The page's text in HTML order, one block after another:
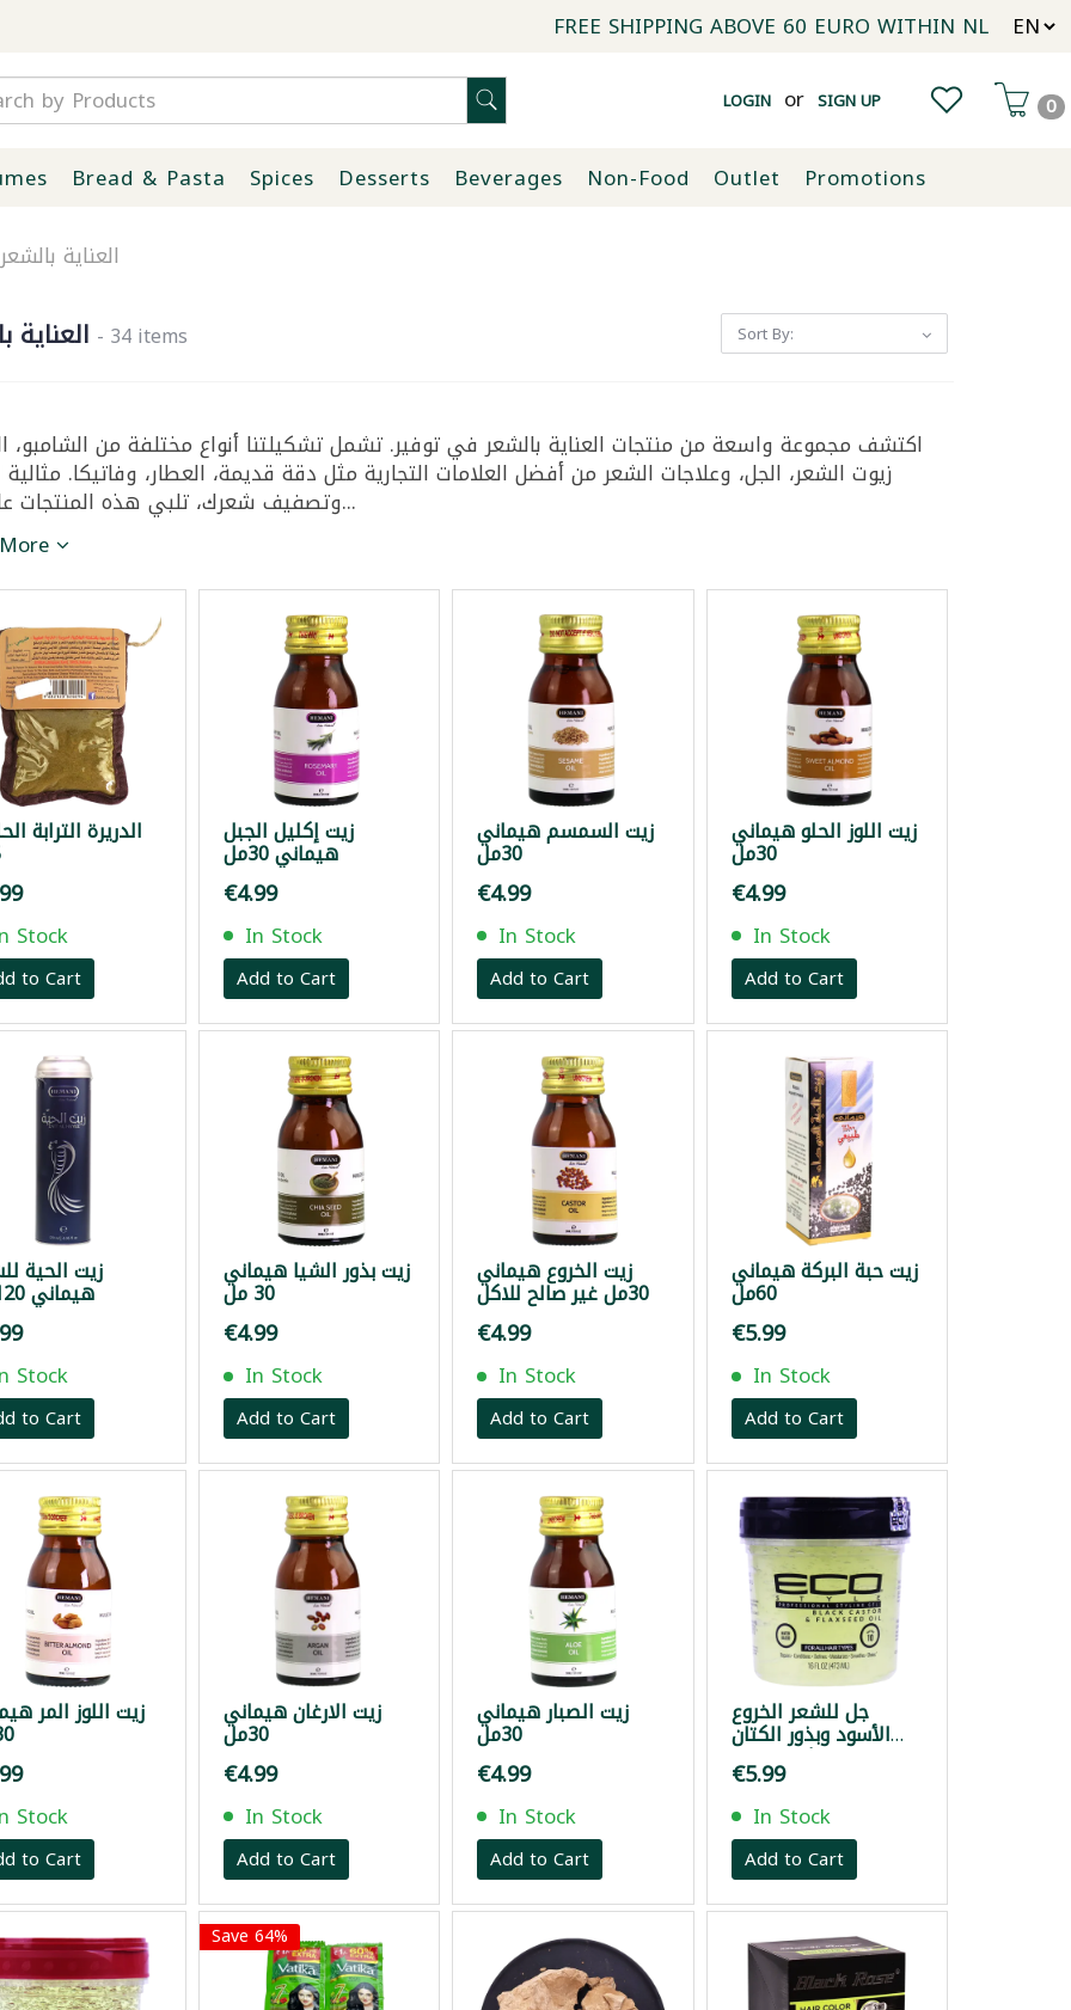
FREE SHIPPING ABOVE 60 EURO WITHIN NL
LOGIN or SIGN UP 0
Bread & Pasta Spices Desserts Beverages Non-Food Outlet Promotions
العناية بالشعر
العناية - 34 items Sort By:
اكتشف مجموعة واسعة من منتجات العناية بالشعر في توفير. تشمل تشكيلتنا أنواع مختلفة من الشامبو،
زيوت الشعر، الجل، وعلاجات الشعر من أفضل العلامات التجارية مثل دقة قديمة، العطار، وفاتيكا. مثالية
وتصفيف شعرك، تلبي هذه المنتجات عالية ال...
الدريرة الترابة
Stock
to Cart
زيت إكليل الجبل
هيماني 30مل
€4.99
In Stock
Add to Cart
زيت السمسم هيماني
30مل
€4.99
In Stock
Add to Cart
زيت اللوز الحلو هيماني
30مل
€4.99
In Stock
Add to Cart
زيت الحية
هيماني 120مل
Stock
to Cart
زيت بذور الشيا هيماني
30 مل
€4.99
In Stock
Add to Cart
زيت الخروع هيماني
30مل غير صالح للاكل
€4.99
In Stock
Add to Cart
زيت حبة البركة هيماني
60مل
€5.99
In Stock
Add to Cart
زيت اللوز المر
Stock
to Cart
زيت الارغان هيماني
30مل
€4.99
In Stock
Add to Cart
زيت الصبار هيماني
30مل
€4.99
In Stock
Add to Cart
جل للشعر الخروع
الأسود وبذور الكتان
ايكو 473مل€5.99
In Stock
Add to Cart
Save 64%